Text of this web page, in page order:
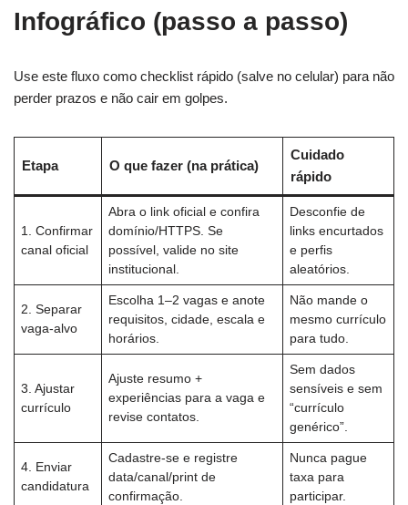
Infográfico (passo a passo)
Use este fluxo como checklist rápido (salve no celular) para não
perder prazos e não cair em golpes.
Etapa O que fazer (na prática)
Cuidado
rápido
1. Confirmar
canal oficial
Abra o link oficial e confira
domínio/HTTPS. Se
possível, valide no site
institucional.
Desconfie de
links encurtados
e perfis
aleatórios.
2. Separar
vaga-alvo
Escolha 1–2 vagas e anote
requisitos, cidade, escala e
horários.
Não mande o
mesmo currículo
para tudo.
3. Ajustar
currículo
Ajuste resumo +
experiências para a vaga e
revise contatos.
Sem dados
sensíveis e sem
“currículo
genérico”.
4. Enviar
candidatura
Cadastre-se e registre
data/canal/print de
confirmação.
Nunca pague
taxa para
participar.